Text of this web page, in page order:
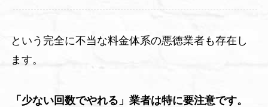
という完全に不当な料金体系の悪徳業者も存在し
ます。
「少ない回数でやれる」業者は特に要注意です。